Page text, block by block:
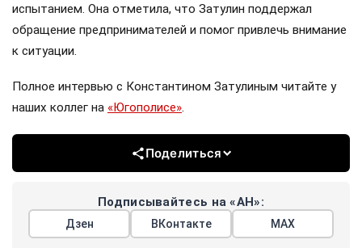
испытанием. Она отметила, что Затулин поддержал
обращение предпринимателей и помог привлечь внимание
к ситуации.
Полное интервью с Константином Затулиным читайте у
наших коллег на «Югополисе».
Поделиться
Подписывайтесь на «АН»:
Дзен ВКонтакте МАХ